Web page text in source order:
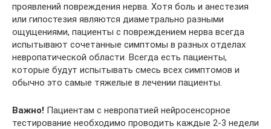
проявлений повреждения нерва. Хотя боль и анестезия
или гипостезия являются диаметрально разными
ощущениями, пациенты с повреждением нерва всегда
испытывают сочетанные симптомы в разных отделах
невропатической области. Всегда есть пациенты,
которые будут испытывать смесь всех симптомов и
обычно это самые тяжелые в лечении пациенты.
Важно! Пациентам с невропатией нейросенсорное
тестирование необходимо проводить каждые 2-3 недели